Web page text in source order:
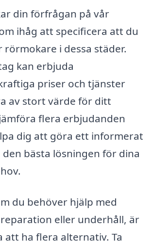
din förfrågan på vår
ihåg att specificera att du
i dessa städer.
kan erbjuda
priser och tjänster
av stort värde för ditt
flera erbjudanden
dig att göra ett informerat
bästa lösningen för dina
du behöver hjälp med
eller underhåll, är
att ha flera alternativ. Ta